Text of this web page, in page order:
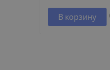
В корзину